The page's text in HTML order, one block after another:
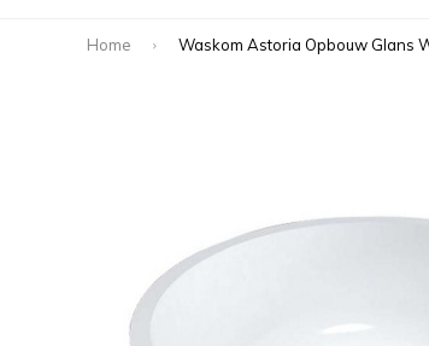
Home Waskom Astoria Opbouw Glans